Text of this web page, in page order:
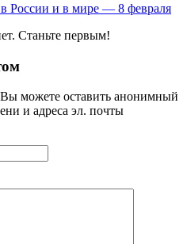
России и в мире — 8 февраля
Станьте первым!
можете оставить анонимный
и адреса эл. почты